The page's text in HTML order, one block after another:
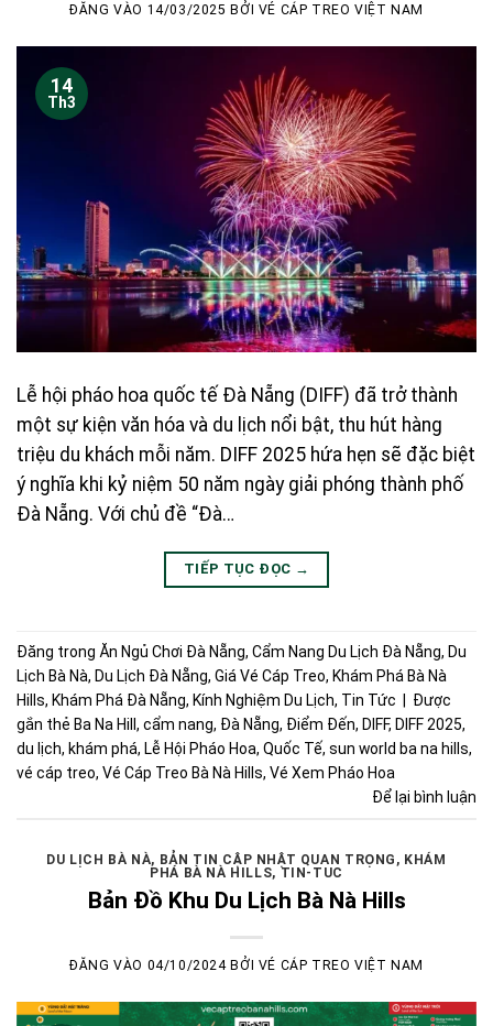
ĐĂNG VÀO 14/03/2025 BỞI VÉ CÁP TREO VIỆT NAM
14
Th3
Lễ hội pháo hoa quốc tế Đà Nẵng (DIFF) đã trở thành
một sự kiện văn hóa và du lịch nổi bật, thu hút hàng
triệu du khách mỗi năm. DIFF 2025 hứa hẹn sẽ đặc biệt
ý nghĩa khi kỷ niệm 50 năm ngày giải phóng thành phố
Đà Nẵng. Với chủ đề “Đà…
TIẾP TỤC ĐỌC →
Đăng trong Ăn Ngủ Chơi Đà Nẵng, Cẩm Nang Du Lịch Đà Nẵng, Du
Lịch Bà Nà, Du Lịch Đà Nẵng, Giá Vé Cáp Treo, Khám Phá Bà Nà
Hills, Khám Phá Đà Nẵng, Kính Nghiệm Du Lịch, Tin Tức
Được
gắn thẻ Ba Na Hill , cẩm nang, Đà Nẵng, Điểm Đến, DIFF, DIFF 2025,
du lịch, khám phá, Lễ Hội Pháo Hoa, Quốc Tế, sun world ba na hills,
vé cáp treo, Vé Cáp Treo Bà Nà Hills, Vé Xem Pháo Hoa
Để lại bình luận
DU LỊCH BÀ NÀ, BẢN TIN CẬP NHẬT QUAN TRỌNG , KHÁM
PHÁ BÀ NÀ HILLS, TIN-TUC
Bản Đồ Khu Du Lịch Bà Nà Hills
ĐĂNG VÀO 04/10/2024 BỞI VÉ CÁP TREO VIỆT NAM